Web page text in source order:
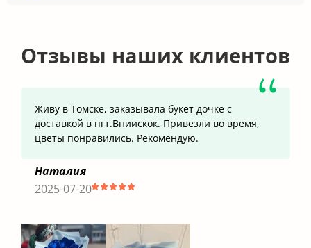
Отзывы наших клиентов
Живу в Томске, заказывала букет дочке с
доставкой в пгт.Вниискок. Привезли во время,
цветы понравились. Рекомендую.
Наталия
2025-07-20